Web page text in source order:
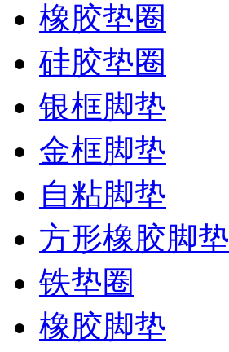
橡胶垫圈
硅胶垫圈
银框脚垫
金框脚垫
自粘脚垫
方形橡胶脚垫
铁垫圈
橡胶脚垫